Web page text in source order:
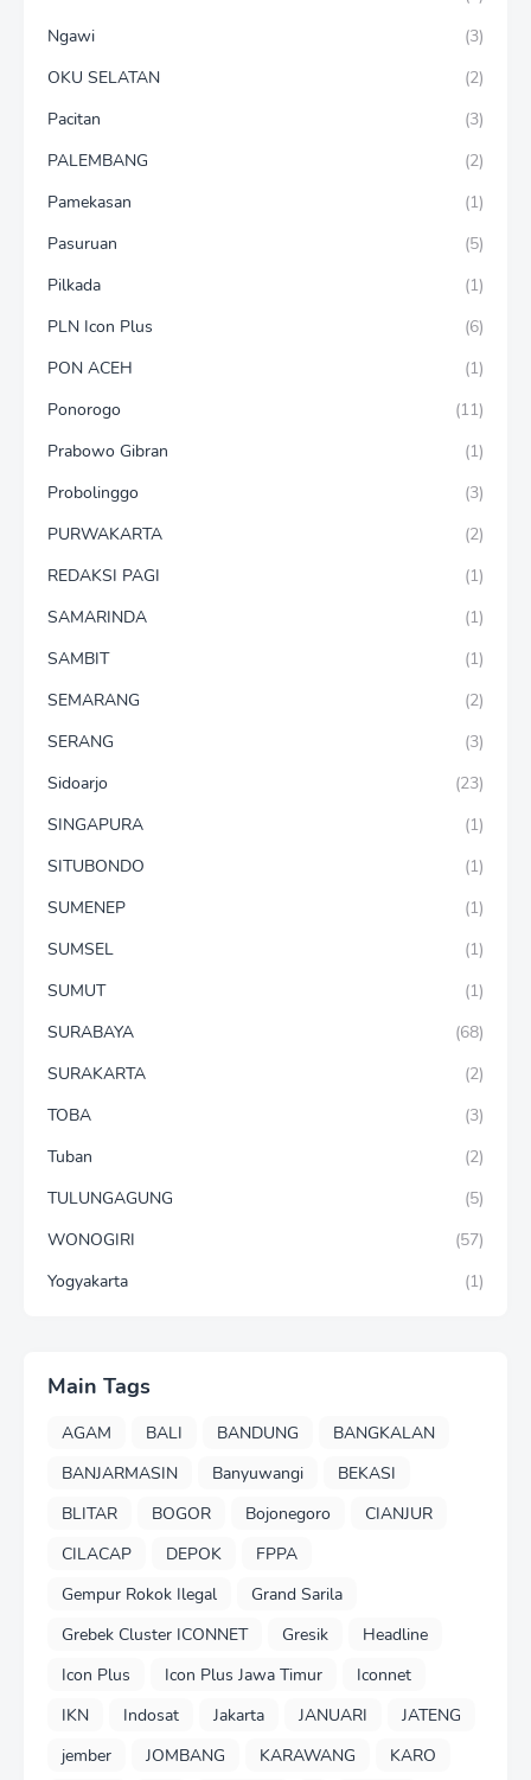
Ngawi
(3)
OKU SELATAN
(2)
Pacitan
(3)
PALEMBANG
(2)
Pamekasan
(1)
Pasuruan
(5)
Pilkada
(1)
PLN Icon Plus
(6)
PON ACEH
(1)
Ponorogo
(11)
Prabowo Gibran
(1)
Probolinggo
(3)
PURWAKARTA
(2)
REDAKSI PAGI
(1)
SAMARINDA
(1)
SAMBIT
(1)
SEMARANG
(2)
SERANG
(3)
Sidoarjo
(23)
SINGAPURA
(1)
SITUBONDO
(1)
SUMENEP
(1)
SUMSEL
(1)
SUMUT
(1)
SURABAYA
(68)
SURAKARTA
(2)
TOBA
(3)
Tuban
(2)
TULUNGAGUNG
(5)
WONOGIRI
(57)
Yogyakarta
(1)
Main Tags
AGAM BALI BANDUNG
BANGKALAN
BANJARMASIN
Banyuwangi
BEKASI
BLITAR
BOGOR Bojonegoro
CIANJUR
CILACAP
DEPOK
FPPA
Gempur Rokok Ilegal
Grand Sarila
Grebek Cluster ICONNET
Gresik
Headline
Icon Plus
Icon Plus Jawa Timur
Iconnet
IKN
Indosat Jakarta JANUARI
JATENG
jember
JOMBANG KARAWANG
KARO